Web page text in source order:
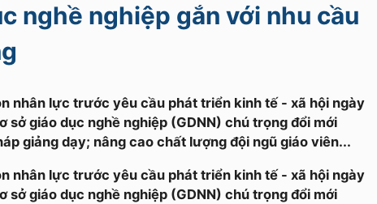
nghề nghiệp gắn với nhu cầu
nhân lực trước yêu cầu phát triển kinh tế - xã hội ngày
sở giáo dục nghề nghiệp (GDNN) chú trọng đổi mới
giảng dạy; nâng cao chất lượng đội ngũ giáo viên...
nhân lực trước yêu cầu phát triển kinh tế - xã hội ngày
sở giáo dục nghề nghiệp (GDNN) chú trọng đổi mới